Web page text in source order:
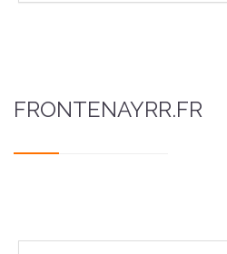
FRONTENAYRR.FR